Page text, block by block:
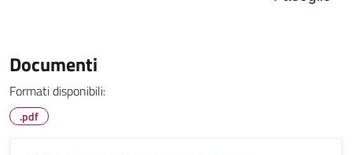
Documenti
Formati disponibili:
.pdf